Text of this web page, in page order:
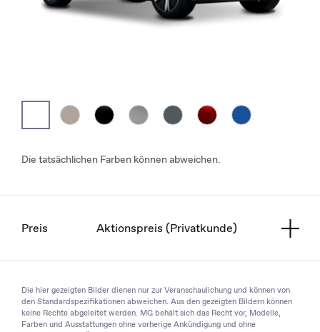
Die tatsächlichen Farben können abweichen.
Preis Aktionspreis (Privatkunde)
Die hier gezeigten Bilder dienen nur zur Veranschaulichung und können von
den Standardspezifikationen abweichen. Aus den gezeigten Bildern können
keine Rechte abgeleitet werden. MG behält sich das Recht vor, Modelle,
Farben und Ausstattungen ohne vorherige Ankündigung und ohne